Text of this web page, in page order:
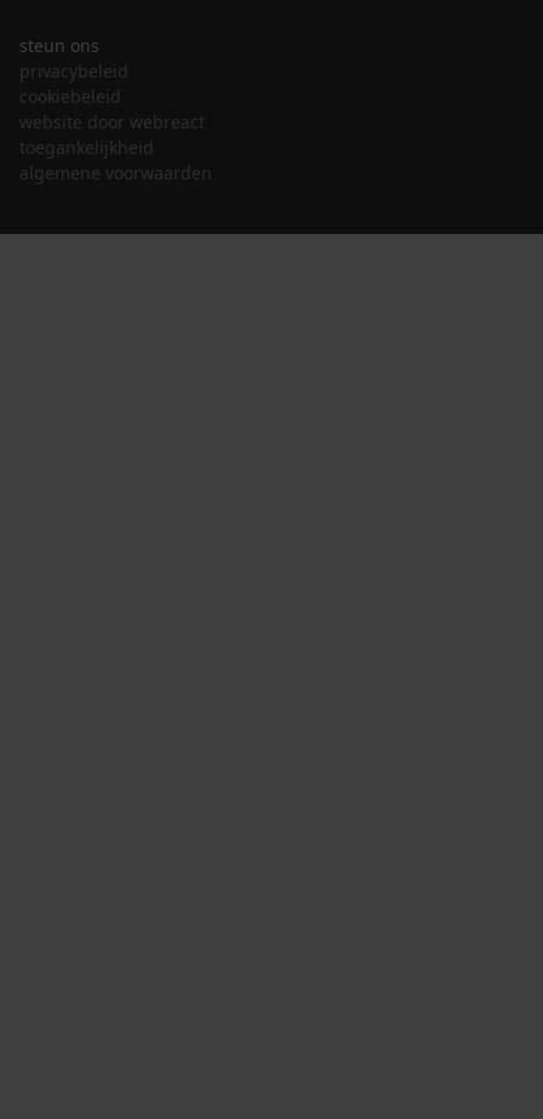
steun ons
privacybeleid
cookiebeleid
website door webreact
toegankelijkheid
algemene voorwaarden